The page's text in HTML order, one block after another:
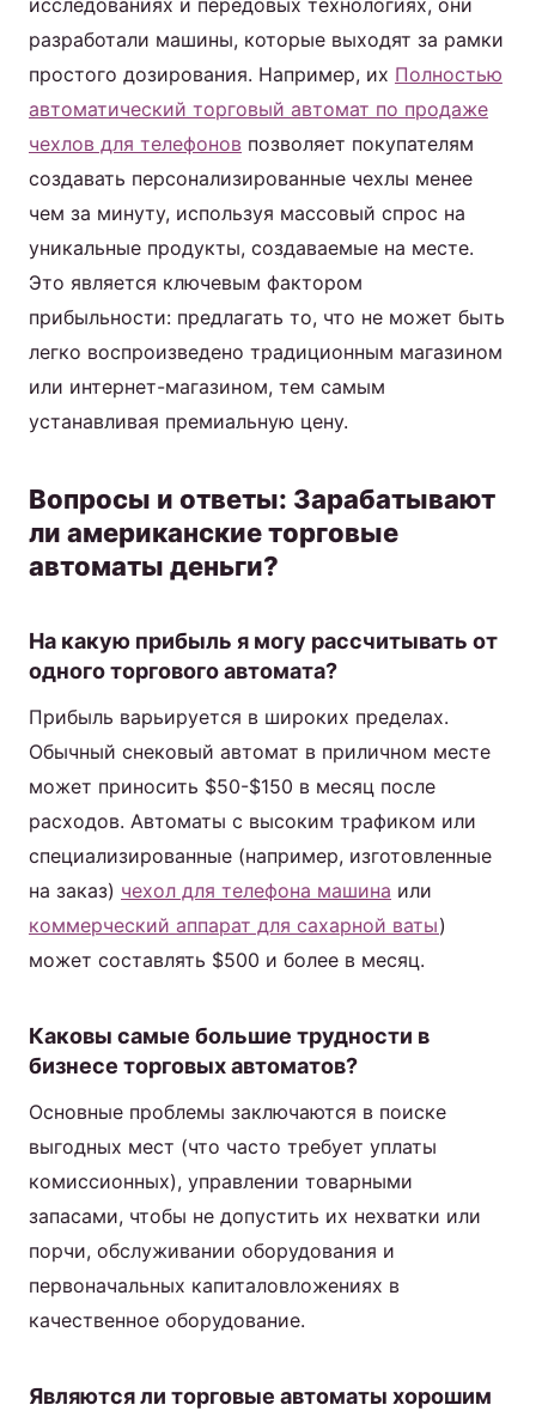
разработали машины, которые выходят за рамки
простого дозирования. Например, их Полностью
автоматический торговый автомат по продаже
чехлов для телефонов позволяет покупателям
создавать персонализированные чехлы менее
чем за минуту, используя массовый спрос на
уникальные продукты, создаваемые на месте.
Это является ключевым фактором
прибыльности: предлагать то, что не может быть
легко воспроизведено традиционным магазином
или интернет-магазином, тем самым
устанавливая премиальную цену.
Вопросы и ответы: Зарабатывают
ли американские торговые
автоматы деньги?
На какую прибыль я могу рассчитывать от
одного торгового автомата?
Прибыль варьируется в широких пределах.
Обычный снековый автомат в приличном месте
может приносить $50-$150 в месяц после
расходов. Автоматы с высоким трафиком или
специализированные (например, изготовленные
на заказ) чехол для телефона машина или
коммерческий аппарат для сахарной ваты)
может составлять $500 и более в месяц.
Каковы самые большие трудности в
бизнесе торговых автоматов?
Основные проблемы заключаются в поиске
выгодных мест (что часто требует уплаты
комиссионных), управлении товарными
запасами, чтобы не допустить их нехватки или
порчи, обслуживании оборудования и
первоначальных капиталовложениях в
качественное оборудование.
Являются ли торговые автоматы хорошим